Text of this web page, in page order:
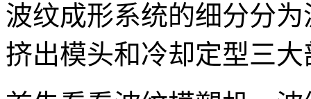
波纹成形系统的细分分
挤出模头和冷却定型三大